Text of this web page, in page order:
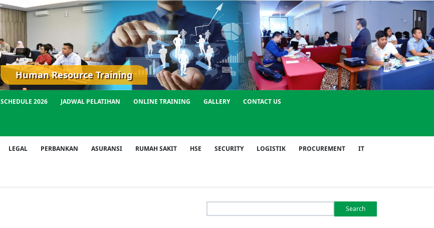
SCHEDULE 2026 JADWAL PELATIHAN ONLINE TRAINING GALLERY CONTACT US
LEGAL PERBANKAN ASURANSI RUMAH SAKIT HSE SECURITY LOGISTIK PROCUREMENT IT
for: